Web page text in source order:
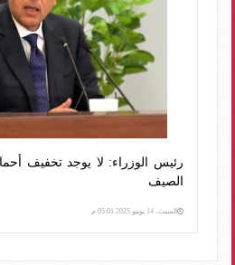
رئيس الوزراء: لا يوجد تخفيف
الصيف
السبت، 14 يونيو 2025 05:01 م